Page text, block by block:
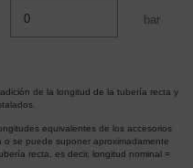
bar
de la longitud de la tubería recta y
equivalentes de los accesorios
se puede suponer aproximadamente
recta, es decir, longitud nominal =